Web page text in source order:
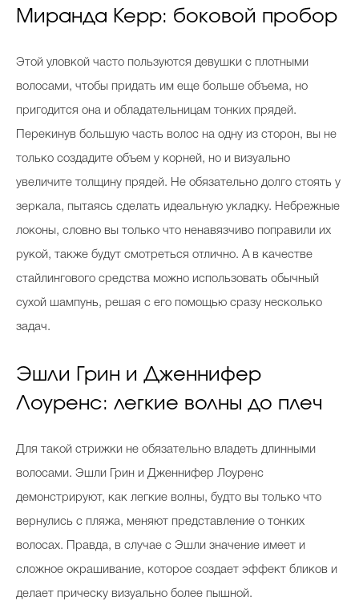
Миранда Керр: боковой пробор
Этой уловкой часто пользуются девушки с плотными
волосами, чтобы придать им еще больше объема, но
пригодится она и обладательницам тонких прядей.
Перекинув большую часть волос на одну из сторон, вы не
только создадите объем у корней, но и визуально
увеличите толщину прядей. Не обязательно долго стоять у
зеркала, пытаясь сделать идеальную укладку. Небрежные
локоны, словно вы только что ненавязчиво поправили их
рукой, также будут смотреться отлично. А в качестве
стайлингового средства можно использовать обычный
сухой шампунь, решая с его помощью сразу несколько
задач.
Эшли Грин и Дженнифер
Лоуренс: легкие волны до плеч
Для такой стрижки не обязательно владеть длинными
волосами. Эшли Грин и Дженнифер Лоуренс
демонстрируют, как легкие волны, будто вы только что
вернулись с пляжа, меняют представление о тонких
волосах. Правда, в случае с Эшли значение имеет и
сложное окрашивание, которое создает эффект бликов и
делает прическу визуально более пышной.